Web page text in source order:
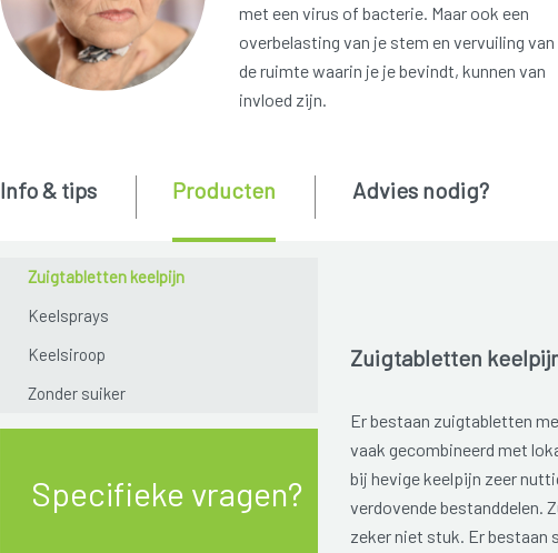
met een virus of bacterie. Maar ook een
overbelasting van je stem en vervuiling van
de ruimte waarin je je bevindt, kunnen van
invloed zijn.
Zuigtabletten keelpijn
Keelsprays
Keelsiroop
Zonder suiker
Specifieke vragen?
Info & tips Producten Advies nodig?
Zuigtabletten
Er bestaan zuigtabletten
vaak gecombineerd met
bij hevige keelpijn zeer
verdovende bestanddelen.
zeker niet stuk. Er bestaan